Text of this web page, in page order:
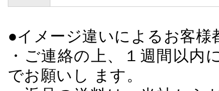
●イメージ違いによるお客
・ご連絡の上、１週間以
でお願いし ます。